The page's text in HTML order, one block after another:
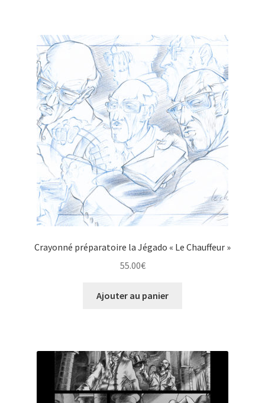
Crayonné préparatoire la Jégado « Le Chauffeur »
55.00€
Ajouter au panier